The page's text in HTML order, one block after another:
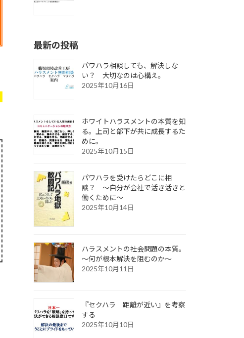
最新の投稿
パワハラ相談しても、解決しな
い？ 大切なのは心構え。
2025年10月16日
ホワイトハラスメントの本質を知
る。上司と部下が共に成長するた
めに。
2025年10月15日
パワハラを受けたらどこに相
談？ ～自分が会社で活き活きと
働くために～
2025年10月14日
ハラスメントの社会問題の本質。
～何が根本解決を阻むのか～
2025年10月11日
『セクハラ 距離が近い』を考察
する
2025年10月10日